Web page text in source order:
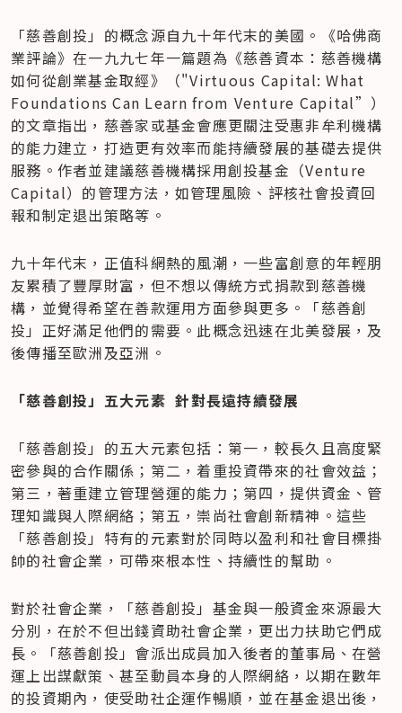
「慈善創投」的概念源自九十年代末的美國。《哈佛商
業評論》在一九九七年一篇題為《慈善資本：慈善機構
如何從創業基金取經》（"Virtuous Capital: What
Foundations Can Learn from Venture Capital”）
的文章指出，慈善家或基金會應更關注受惠非牟利機構
的能力建立，打造更有效率而能持續發展的基礎去提供
服務。作者並建議慈善機構採用創投基金（Venture
Capital）的管理方法，如管理風險、評核社會投資回
報和制定退出策略等。
九十年代末，正值科網熱的風潮，一些富創意的年輕朋
友累積了豐厚財富，但不想以傳統方式捐款到慈善機
構，並覺得希望在善款運用方面參與更多。「慈善創
投」正好滿足他們的需要。此概念迅速在北美發展，及
後傳播至歐洲及亞洲。
「慈善創投」五大元素  針對長遠持續發展
「慈善創投」的五大元素包括：第一，較長久且高度緊
密參與的合作關係；第二，着重投資帶來的社會效益；
第三，著重建立管理營運的能力；第四，提供資金、管
理知識與人際網絡；第五，崇尚社會創新精神。這些
「慈善創投」特有的元素對於同時以盈利和社會目標掛
帥的社會企業，可帶來根本性、持續性的幫助。
對於社會企業，「慈善創投」基金與一般資金來源最大
分別，在於不但出錢資助社會企業，更出力扶助它們成
長。「慈善創投」會派出成員加入後者的董事局、在營
運上出謀獻策、甚至動員本身的人際網絡，以期在數年
的投資期內，使受助社企運作暢順，並在基金退出後，